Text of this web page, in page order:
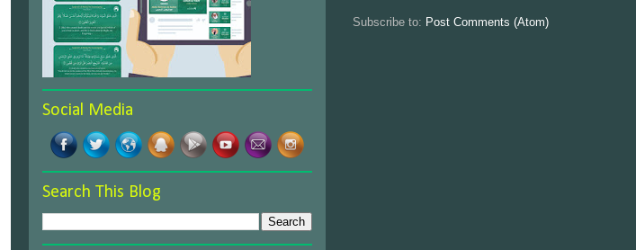
Subscribe to: Post Comments (Atom)
Social Media
Search This Blog